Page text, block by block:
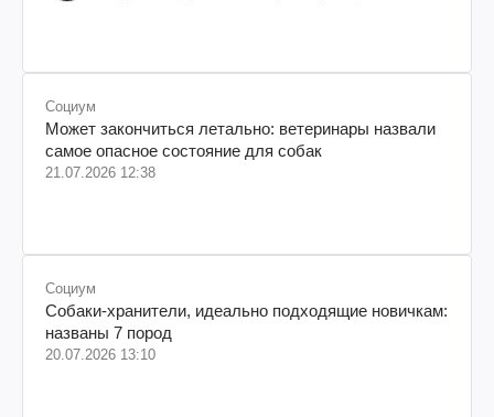
Социум
Может закончиться летально: ветеринары назвали
самое опасное состояние для собак
21.07.2026 12:38
Социум
Собаки-хранители, идеально подходящие новичкам:
названы 7 пород
20.07.2026 13:10